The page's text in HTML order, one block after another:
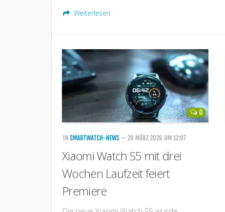
Weiterlesen
0
IN SMARTWATCH-NEWS — 20 MÄRZ 2026 UM 12:07
Xiaomi Watch S5 mit drei
Wochen Laufzeit feiert
Premiere